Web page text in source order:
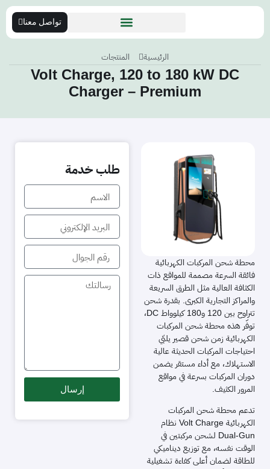
تواصل معنا
الرئيسية المنتجات
Volt Charge, 120 to 180 kW DC
Charger – Premium
محطة شحن المركبات الكهربائية
فائقة السرعة مصممة للمواقع ذات
الكثافة العالية مثل الطرق السريعة
والمراكز التجارية الكبرى. بقدرة شحن
تتراوح بين 120 و180 كيلوواط DC،
توفّر هذه محطة شحن المركبات
الكهربائية زمن شحن قصير يلبّي
احتياجات المركبات الحديثة عالية
الاستهلاك، مع أداء مستقر يضمن
دوران المركبات بسرعة في مواقع
المرور الكثيف.
تدعم محطة شحن المركبات
الكهربائية Volt Charge نظام
Dual-Gun لشحن مركبتين في
الوقت نفسه، مع توزيع ديناميكي
للطاقة لضمان أعلى كفاءة تشغيلية
طلب خدمة
إرسال